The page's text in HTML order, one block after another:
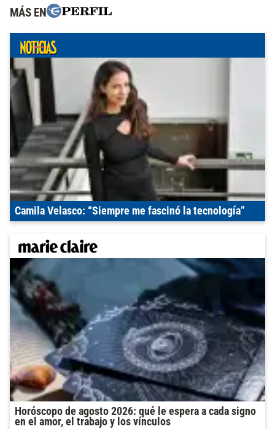
MÁS EN
Camila Velasco: “Siempre me fascinó la tecnología”
Horóscopo de agosto 2026: qué le espera a cada signo
en el amor, el trabajo y los vínculos